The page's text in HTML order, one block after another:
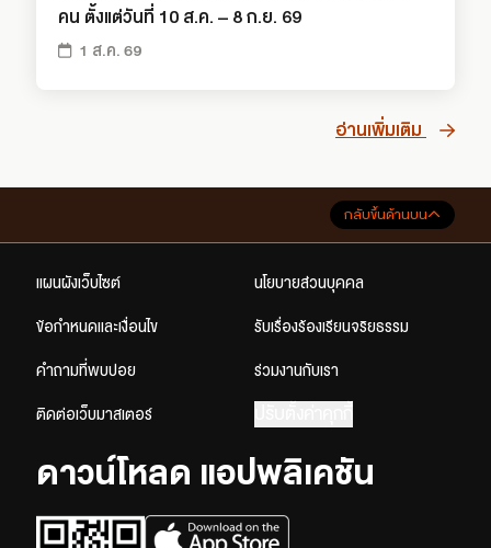
คน ตั้งแต่วันที่ 10 ส.ค. – 8 ก.ย. 69
1 ส.ค. 69
อ่านเพิ่มเติม
กลับขึ้นด้านบน
แผนผังเว็บไซต์ นโยบายส่วนบุคคล
ข้อกำหนดและเงื่อนไข รับเรื่องร้องเรียนจริยธรรม
คำถามที่พบบ่อย ร่วมงานกับเรา
ติดต่อเว็บมาสเตอร์
ดาวน์โหลด แอปพลิเคชัน